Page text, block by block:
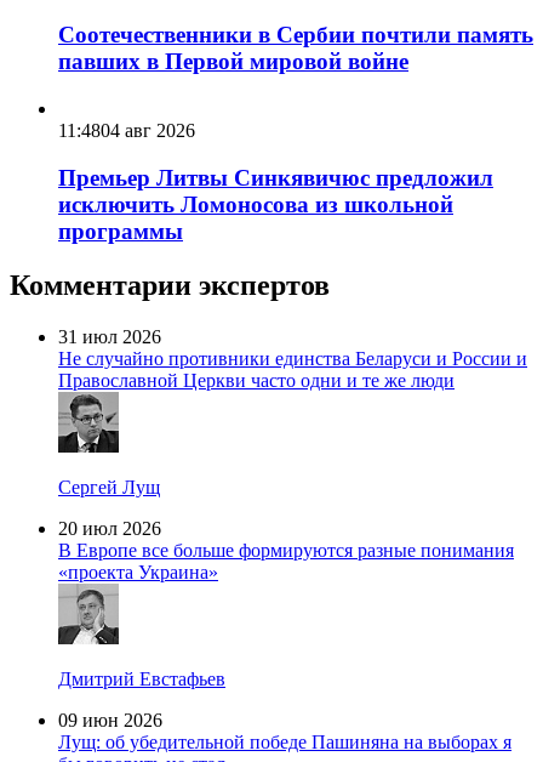
Соотечественники в Сербии почтили память
павших в Первой мировой войне
11:4804 авг 2026
Премьер Литвы Синкявичюс предложил
исключить Ломоносова из школьной
программы
Комментарии экспертов
31 июл 2026
Не случайно противники единства Беларуси и России и
Православной Церкви часто одни и те же люди
Сергей Лущ
20 июл 2026
В Европе все больше формируются разные понимания
«проекта Украина»
Дмитрий Евстафьев
09 июн 2026
Лущ: об убедительной победе Пашиняна на выборах я